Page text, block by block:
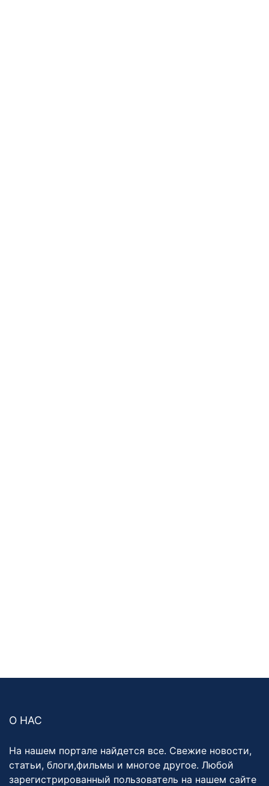
О НАС
На нашем портале найдется все. Свежие новости,
статьи, блоги,фильмы и многое другое. Любой
зарегистрированный пользователь на нашем сайте